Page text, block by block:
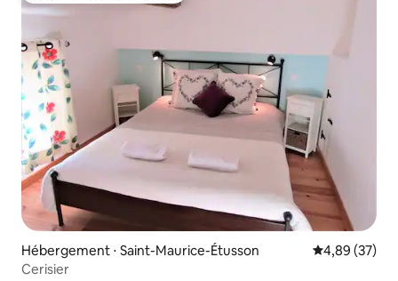
Hébergement ⋅ Saint-Maurice-Étusson Évaluation
4,89 (37)
Cerisier